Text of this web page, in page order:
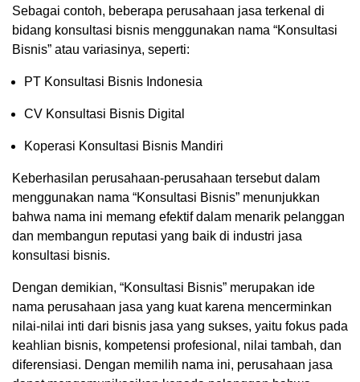
Sebagai contoh, beberapa perusahaan jasa terkenal di
bidang konsultasi bisnis menggunakan nama “Konsultasi
Bisnis” atau variasinya, seperti:
PT Konsultasi Bisnis Indonesia
CV Konsultasi Bisnis Digital
Koperasi Konsultasi Bisnis Mandiri
Keberhasilan perusahaan-perusahaan tersebut dalam
menggunakan nama “Konsultasi Bisnis” menunjukkan
bahwa nama ini memang efektif dalam menarik pelanggan
dan membangun reputasi yang baik di industri jasa
konsultasi bisnis.
Dengan demikian, “Konsultasi Bisnis” merupakan ide
nama perusahaan jasa yang kuat karena mencerminkan
nilai-nilai inti dari bisnis jasa yang sukses, yaitu fokus pada
keahlian bisnis, kompetensi profesional, nilai tambah, dan
diferensiasi. Dengan memilih nama ini, perusahaan jasa